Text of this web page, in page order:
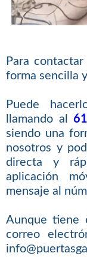
Para
forma sencilla
Puede
llamando al
siendo una
nosotros y
directa y
aplicación
mensaje al
Aunque tiene
correo